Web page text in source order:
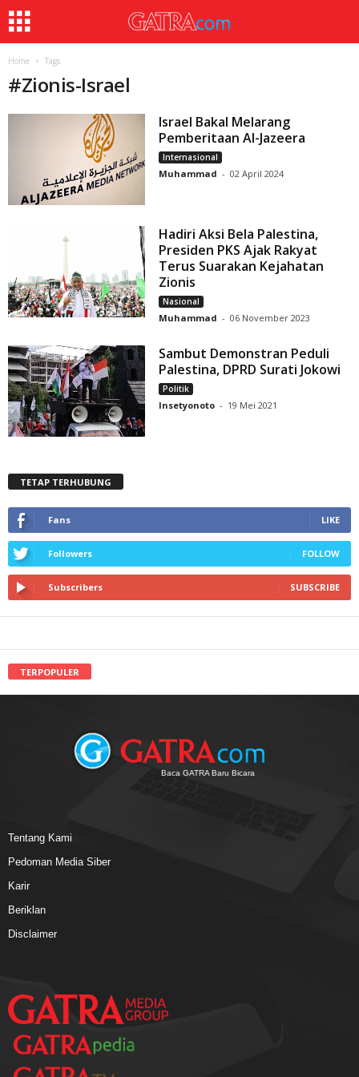
Home Tags
#Zionis-Israel
Israel Bakal Melarang
Pemberitaan Al-Jazeera
Internasional
Muhammad - 02 April 2024
Hadiri Aksi Bela Palestina,
Presiden PKS Ajak Rakyat
Terus Suarakan Kejahatan
Zionis
Nasional
Muhammad - 06 November 2023
Sambut Demonstran Peduli
Palestina, DPRD Surati Jokowi
Politik
Insetyonoto - 19 Mei 2021
TETAP TERHUBUNG
Fans LIKE
Followers FOLLOW
Subscribers SUBSCRIBE
TERPOPULER
Baca GATRA Baru Bicara
Tentang Kami
Pedoman Media Siber
Karir
Beriklan
Disclaimer